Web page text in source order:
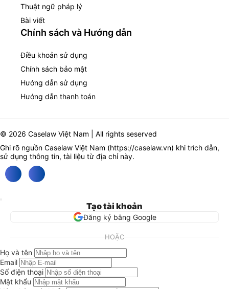
Thuật ngữ pháp lý
Bài viết
Chính sách và Hướng dẫn
Điều khoản sử dụng
Chính sách bảo mật
Hướng dẫn sử dụng
Hướng dẫn thanh toán
© 2026 Caselaw Việt Nam | All rights seserved
Ghi rõ nguồn Caselaw Việt Nam (https://caselaw.vn) khi trích dẫn,
sử dụng thông tin, tài liệu từ địa chỉ này.
Tạo tài khoản
Đăng ký bằng Google
HOẶC
Họ và tên
Email
Số điện thoại
Mật khẩu